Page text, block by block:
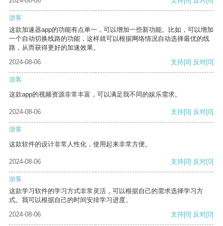
游客
这款加速器app的功能有点单一，可以增加一些新功能。比如，可以增加
一个自动切换线路的功能，这样就可以根据网络情况自动选择最优的线
路，从而获得更好的加速效果。
2024-08-06
支持[0] 反对[0]
游客
这款app的视频资源非常丰富，可以满足我不同的娱乐需求。
2024-08-06 支持[0] 反对[0]
游客
这款软件的设计非常人性化，使用起来非常方便。
2024-08-06 支持[0] 反对[0]
游客
这款学习软件的学习方式非常灵活，可以根据自己的需求选择学习方
式。我可以根据自己的时间安排学习进度。
2024-08-06
支持[0] 反对[0]